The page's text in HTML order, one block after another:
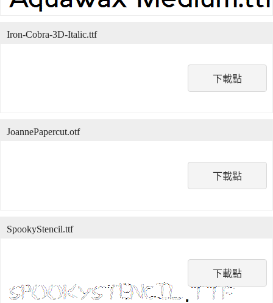
下載點
Iron-Cobra-3D-Italic.ttf
下載點
JoannePapercut.otf
下載點
SpookyStencil.ttf